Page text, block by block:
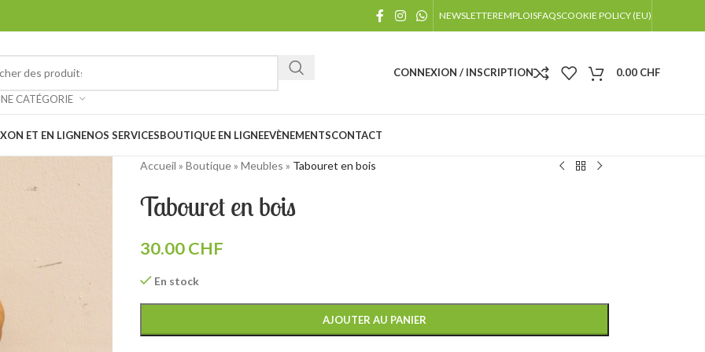
NEWSLETTEREMPLOISFAQSCOOKIE POLICY (EU)
CATÉGORIE
CONNEXION / INSCRIPTION 0.00 CHF
ET EN LIGNENOS SERVICESBOUTIQUE EN LIGNEEVÈNEMENTSCONTACT
Accueil » Boutique» Meubles » Tabouret en bois
Tabouret en bois
30.00CHF
En stock
AJOUTER AU PANIER